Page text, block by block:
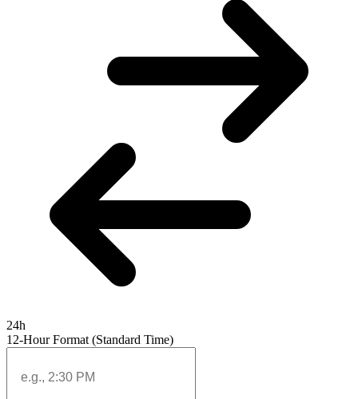
24h
12-Hour Format (Standard Time)